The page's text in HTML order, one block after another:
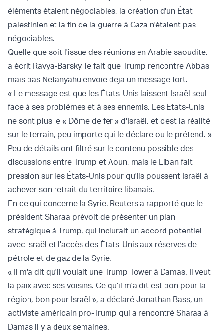
éléments étaient négociables, la création d'un État
palestinien et la fin de la guerre à Gaza n'étaient pas
négociables.
Quelle que soit l'issue des réunions en Arabie saoudite,
a écrit Ravya-Barsky, le fait que Trump rencontre Abbas
mais pas Netanyahu envoie déjà un message fort.
« Le message est que les États-Unis laissent Israël seul
face à ses problèmes et à ses ennemis. Les États-Unis
ne sont plus le « Dôme de fer » d'Israël, et c'est la réalité
sur le terrain, peu importe qui le déclare ou le prétend. »
Peu de détails ont filtré sur le contenu possible des
discussions entre Trump et Aoun, mais le Liban fait
pression sur les États-Unis pour qu'ils poussent Israël à
achever son retrait du territoire libanais.
En ce qui concerne la Syrie, Reuters a rapporté que le
président Sharaa prévoit de présenter un plan
stratégique à Trump, qui inclurait un accord potentiel
avec Israël et l'accès des États-Unis aux réserves de
pétrole et de gaz de la Syrie.
« Il m'a dit qu'il voulait une Trump Tower à Damas. Il veut
la paix avec ses voisins. Ce qu'il m'a dit est bon pour la
région, bon pour Israël », a déclaré Jonathan Bass, un
activiste américain pro-Trump qui a rencontré Sharaa à
Damas il y a deux semaines.